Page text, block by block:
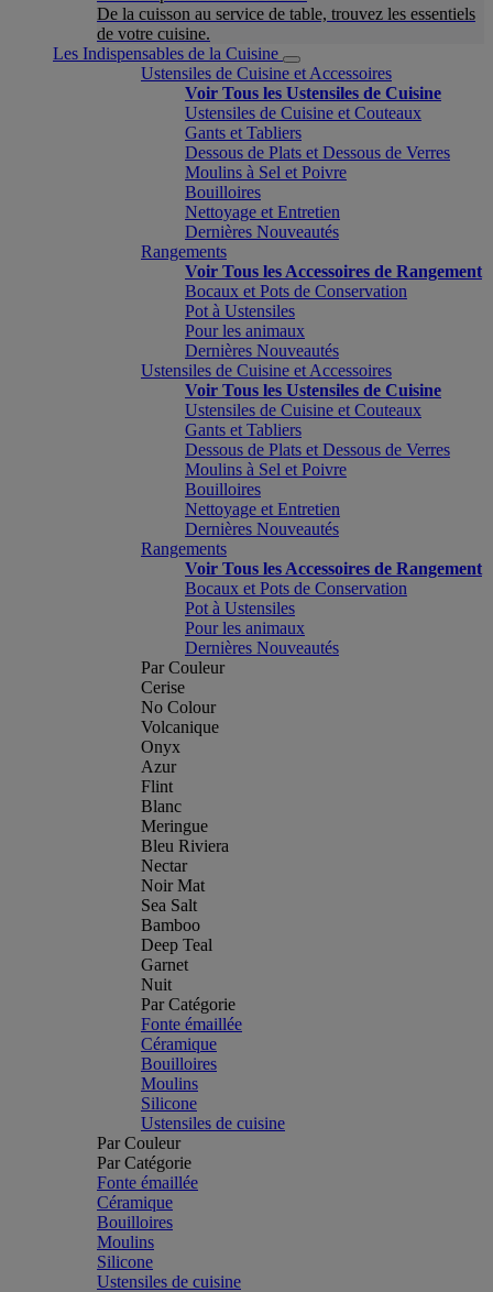
De la cuisson au service de table, trouvez les essentiels
de votre cuisine.
Les Indispensables de la Cuisine
Ustensiles de Cuisine et Accessoires
Voir Tous les Ustensiles de Cuisine
Ustensiles de Cuisine et Couteaux
Gants et Tabliers
Dessous de Plats et Dessous de Verres
Moulins à Sel et Poivre
Bouilloires
Nettoyage et Entretien
Dernières Nouveautés
Rangements
Voir Tous les Accessoires de Rangement
Bocaux et Pots de Conservation
Pot à Ustensiles
Pour les animaux
Dernières Nouveautés
Ustensiles de Cuisine et Accessoires
Voir Tous les Ustensiles de Cuisine
Ustensiles de Cuisine et Couteaux
Gants et Tabliers
Dessous de Plats et Dessous de Verres
Moulins à Sel et Poivre
Bouilloires
Nettoyage et Entretien
Dernières Nouveautés
Rangements
Voir Tous les Accessoires de Rangement
Bocaux et Pots de Conservation
Pot à Ustensiles
Pour les animaux
Dernières Nouveautés
Par Couleur
Cerise
No Colour
Volcanique
Onyx
Azur
Flint
Blanc
Meringue
Bleu Riviera
Nectar
Noir Mat
Sea Salt
Bamboo
Deep Teal
Garnet
Nuit
Par Catégorie
Fonte émaillée
Céramique
Bouilloires
Moulins
Silicone
Ustensiles de cuisine
Par Couleur
Par Catégorie
Fonte émaillée
Céramique
Bouilloires
Moulins
Silicone
Ustensiles de cuisine